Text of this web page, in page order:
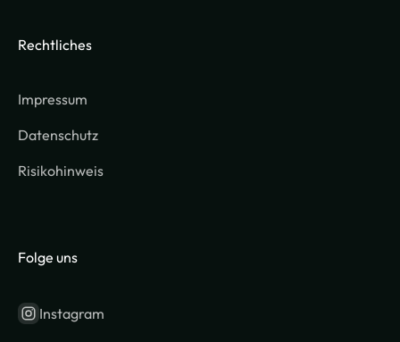
Rechtliches
Impressum
Datenschutz
Risikohinweis
Folge uns
Instagram